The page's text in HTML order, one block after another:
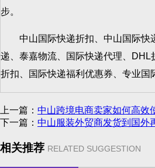
步。
中山国际快递折扣、中山国际快
递、泰嘉物流、国际快递代理、
折扣、国际快递福利优惠券、专业国
上一篇： 中山跨境电商卖家如何高效
下一篇： 中山服装外贸商发货到国外
相关推荐 RELATED SUGGESTION